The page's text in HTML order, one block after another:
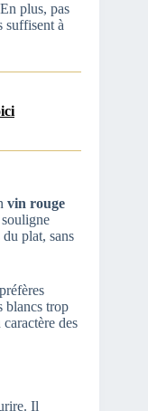
plus, pas
suffisent à
vin rouge
plat, sans
blancs trop
des
Il